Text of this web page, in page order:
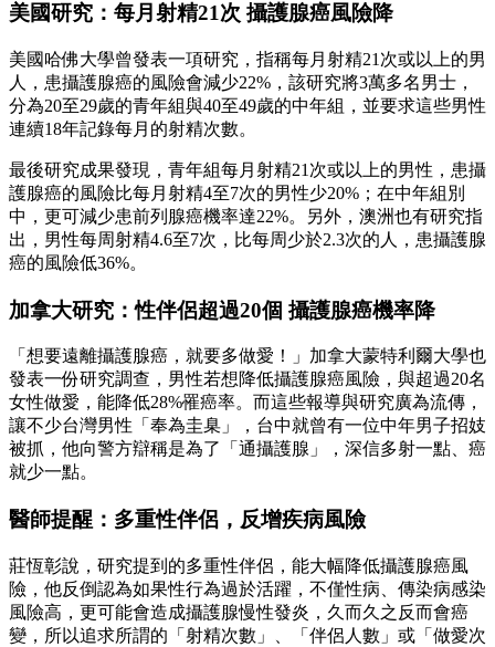
美國研究：每月射精21次 攝護腺癌風險降
美國哈佛大學曾發表一項研究，指稱每月射精21次或以上的男
人，患攝護腺癌的風險會減少22%，該研究將3萬多名男士，
分為20至29歲的青年組與40至49歲的中年組，並要求這些男性
連續18年記錄每月的射精次數。
最後研究成果發現，青年組每月射精21次或以上的男性，患攝
護腺癌的風險比每月射精4至7次的男性少20%；在中年組別
中，更可減少患前列腺癌機率達22%。另外，澳洲也有研究指
出，男性每周射精4.6至7次，比每周少於2.3次的人，患攝護腺
癌的風險低36%。
加拿大研究：性伴侶超過20個 攝護腺癌機率降
「想要遠離攝護腺癌，就要多做愛！」加拿大蒙特利爾大學也
發表一份研究調查，男性若想降低攝護腺癌風險，與超過20名
女性做愛，能降低28%罹癌率。而這些報導與研究廣為流傳，
讓不少台灣男性「奉為圭臬」，台中就曾有一位中年男子招妓
被抓，他向警方辯稱是為了「通攝護腺」，深信多射一點、癌
就少一點。
醫師提醒：多重性伴侶，反增疾病風險
莊恆彰說，研究提到的多重性伴侶，能大幅降低攝護腺癌風
險，他反倒認為如果性行為過於活躍，不僅性病、傳染病感染
風險高，更可能會造成攝護腺慢性發炎，久而久之反而會癌
變，所以追求所謂的「射精次數」、「伴侶人數」或「做愛次